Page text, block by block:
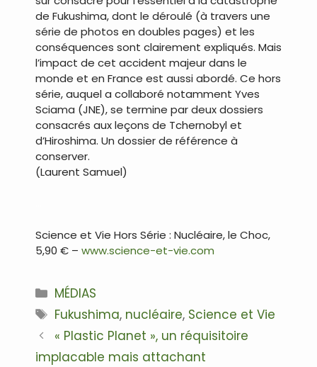
de Fukushima, dont le déroulé (à travers une
série de photos en doubles pages) et les
conséquences sont clairement expliqués. Mais
l’impact de cet accident majeur dans le
monde et en France est aussi abordé. Ce hors
série, auquel a collaboré notamment Yves
Sciama (JNE), se termine par deux dossiers
consacrés aux leçons de Tchernobyl et
d’Hiroshima. Un dossier de référence à
conserver.
(Laurent Samuel)
Science et Vie Hors Série : Nucléaire, le Choc,
5,90 € – www.science-et-vie.com
Catégories
MÉDIAS
Étiquettes
Fukushima, nucléaire, Science et Vie
Navigation
des
« Plastic Planet », un réquisitoire
implacable mais attachant